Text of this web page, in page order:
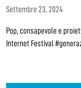
Settembre 23, 2024
Pop, consapevole e
Internet Festival